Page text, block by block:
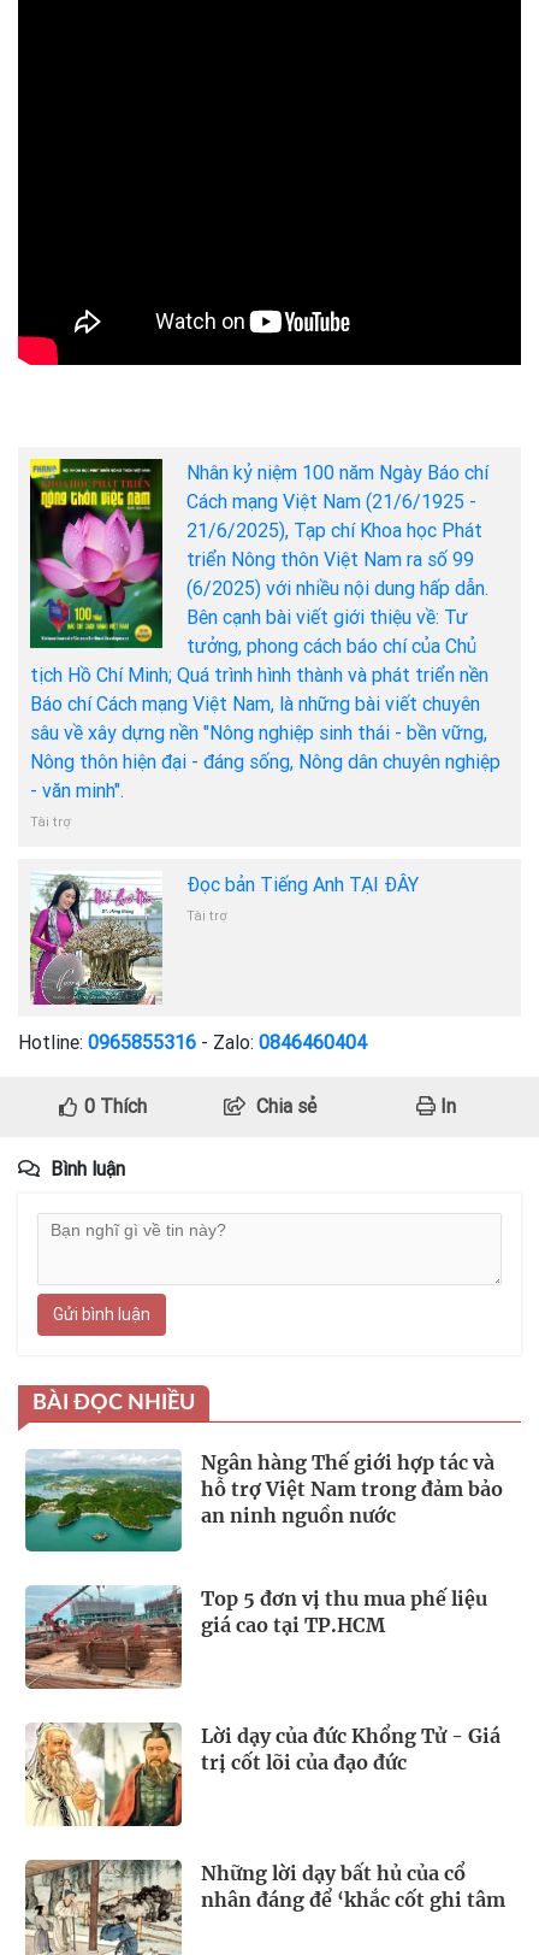
Nhân kỷ niệm 100 năm Ngày Báo chí
Cách mạng Việt Nam (21/6/1925 -
21/6/2025), Tạp chí Khoa học Phát
triển Nông thôn Việt Nam ra số 99
(6/2025) với nhiều nội dung hấp dẫn.
Bên cạnh bài viết giới thiệu về: Tư
tưởng, phong cách báo chí của Chủ
tịch Hồ Chí Minh; Quá trình hình thành và phát triển nền
Báo chí Cách mạng Việt Nam, là những bài viết chuyên
sâu về xây dựng nền "Nông nghiệp sinh thái - bền vững,
Nông thôn hiện đại - đáng sống, Nông dân chuyên nghiệp
- văn minh".
Tài trợ
Đọc bản Tiếng Anh TẠI ĐÂY
Tài trợ
Hotline: 0965855316 - Zalo: 0846460404
0Thích Chia sẻ In
Bình luận
Gửi bình luận
BÀI ĐỌC NHIỀU
Ngân hàng Thế giới hợp tác và
hỗ trợ Việt Nam trong đảm bảo
an ninh nguồn nước
Top 5 đơn vị thu mua phế liệu
giá cao tại TP.HCM
Lời dạy của đức Khổng Tử - Giá
trị cốt lõi của đạo đức
Những lời dạy bất hủ của cổ
nhân đáng để ‘khắc cốt ghi tâm